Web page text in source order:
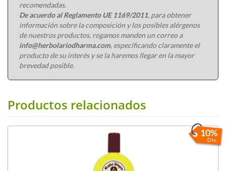
recomendadas.
De acuerdo al Reglamento UE 1169/2011, para obtener
información sobre la composición y los posibles alérgenos
de nuestros productos, rogamos manden un correo a
info@herbolariodharma.com, especificando claramente el
producto de su interés y se la haremos llegar en la mayor
brevedad posible.
Productos relacionados
10%
Dto.